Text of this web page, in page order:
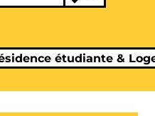
étudiante &